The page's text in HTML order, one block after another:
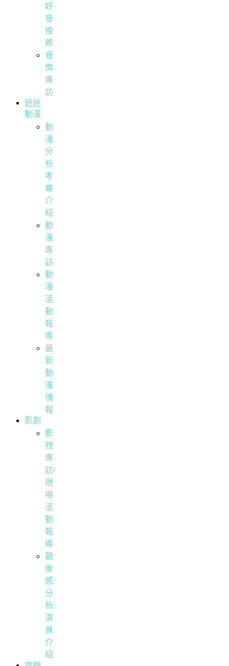
好
音
推
薦
音
樂
專
訪
迷迷
動漫
動
漫
分
析
考
察
介
紹
動
漫
專
訪
動
漫
活
動
報
導
最
新
動
漫
情
報
影劇
影
視
專
訪/
現
場
活
動
報
導
觀
後
感/
分
析/
演
員
介
紹